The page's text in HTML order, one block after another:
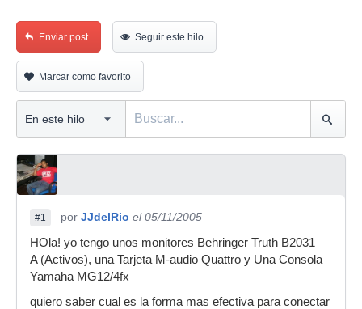
Enviar post Seguir este hilo
Marcar como favorito
#1 por JJdelRio el 05/11/2005
HOla! yo tengo unos monitores Behringer Truth B2031
A (Activos), una Tarjeta M-audio Quattro y Una Consola
Yamaha MG12/4fx
quiero saber cual es la forma mas efectiva para conectar